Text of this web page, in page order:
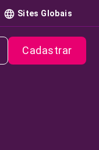
Sites Globais
Cadastrar